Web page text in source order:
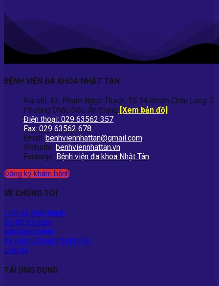
BỆNH VIỆN ĐA KHOA NHẬT TÂN
Địa chỉ: 32, Phạm Ngọc Thạch, Tổ 14 Khóm Châu Long 7,
Phường Châu Đốc, An Giang [Xem bản đồ]
Điện thoại: 029 63562 357
Fax: 029 63562 678
Email: benhviennhattan@gmail.com
Website: benhviennhattan.vn
Fanpage: Bệnh viện đa khoa Nhật Tân
Đăng ký khám bệnh
VỀ CHÚNG TÔI
Lịch sử hình thành
Sơ đồ tổ chức
Giờ khám bệnh
Kỷ niệm 20 năm thành lập
Liên hệ
TẢI ỨNG DỤNG